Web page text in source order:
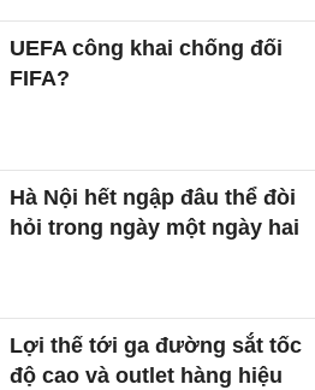
UEFA công khai chống đối
FIFA?
Hà Nội hết ngập đâu thể đòi
hỏi trong ngày một ngày hai
Lợi thế tới ga đường sắt tốc
độ cao và outlet hàng hiệu